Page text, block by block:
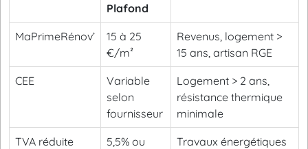
Plafond
MaPrimeRénov’
15 à 25
€/m²
Revenus, logement >
15 ans, artisan RGE
CEE
Variable
selon
fournisseur
Logement > 2 ans,
résistance thermique
minimale
TVA réduite
5,5% ou
Travaux énergétiques